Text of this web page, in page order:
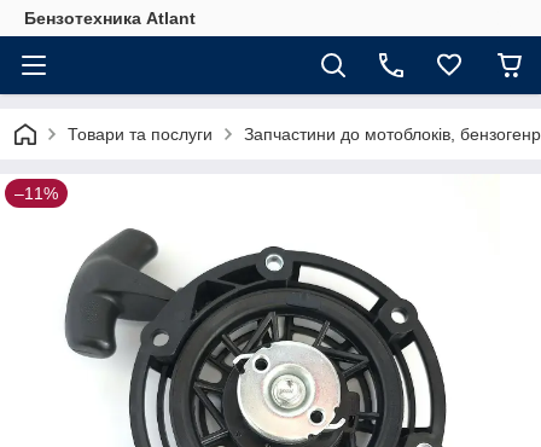
Бензотехника Atlant
Товари та послуги Запчастини до мотоблоків,
–11%